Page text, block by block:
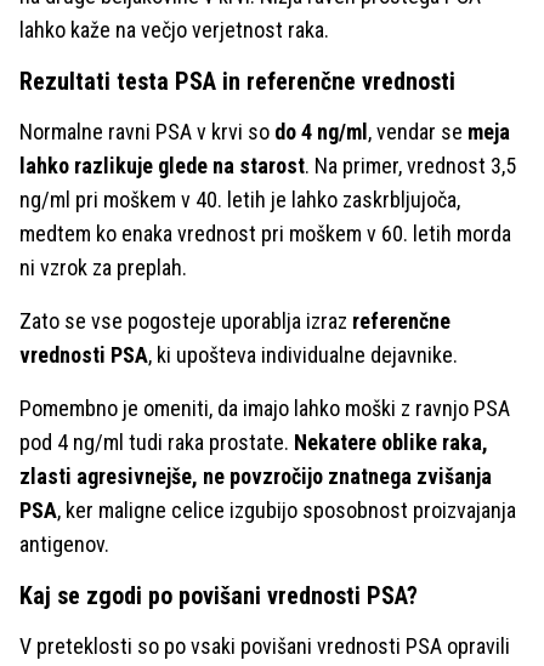
lahko kaže na večjo verjetnost raka.
Rezultati testa PSA in referenčne vrednosti
Normalne ravni PSA v krvi so do 4 ng/ml, vendar se meja
lahko razlikuje glede na starost. Na primer, vrednost 3,5
ng/ml pri moškem v 40. letih je lahko zaskrbljujoča,
medtem ko enaka vrednost pri moškem v 60. letih morda
ni vzrok za preplah.
Zato se vse pogosteje uporablja izraz referenčne
vrednosti PSA, ki upošteva individualne dejavnike.
Pomembno je omeniti, da imajo lahko moški z ravnjo PSA
pod 4 ng/ml tudi raka prostate. Nekatere oblike raka,
zlasti agresivnejše, ne povzročijo znatnega zvišanja
PSA, ker maligne celice izgubijo sposobnost proizvajanja
antigenov.
Kaj se zgodi po povišani vrednosti PSA?
V preteklosti so po vsaki povišani vrednosti PSA opravili